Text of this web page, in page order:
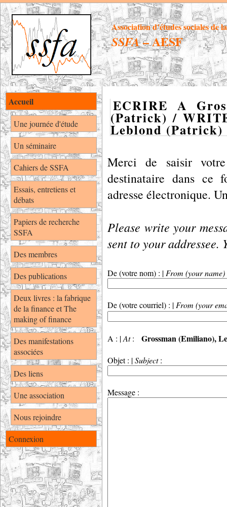
Association d’études sociales de
SSFA– AESF
Accueil
Une journée d'étude
Un séminaire
Cahiers de SSFA
Essais, entretiens et
débats
Papiers de recherche
SSFA
Des membres
Des publications
Deux livres : la fabrique
de la finance et The
making of finance
Des manifestations
associées
Des liens
Une association
Nous rejoindre
Connexion
ECRIRE A
(Patrick) /
Leblond (Patrick)
Merci de saisir
destinataire dans ce
adresse électronique.
Please write your
sent to your addressee.
De (votre nom) : | From (your name)
De (votre courriel) : | From (your
A : |At: Grossman (Emiliano),
Objet : |Subject:
Message :